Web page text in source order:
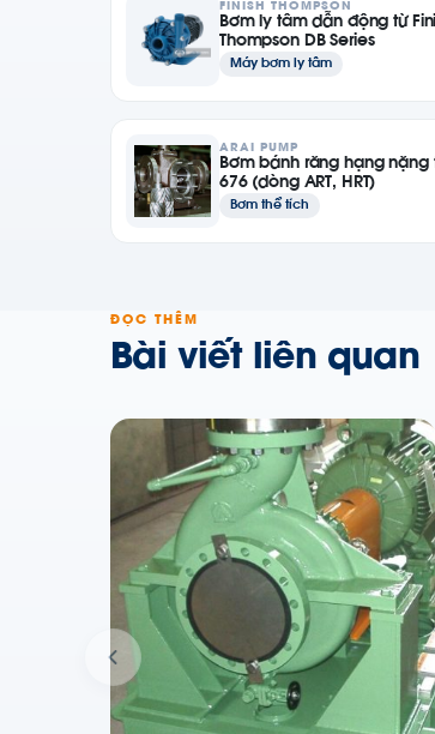
FINISH THOMPSON
Bơm ly tâm dẫn động từ
Thompson DB Series
Máy bơm ly tâm
ARAI PUMP
Bơm bánh răng hạng nặng
676 (dòng ART, HRT)
Bơm thể tích
ĐỌC THÊM
Bài viết liên quan